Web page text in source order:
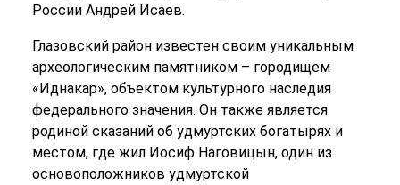
России Андрей Исаев.
Глазовский район известен своим уникальным
археологическим памятником – городищем
«Иднакар», объектом культурного наследия
федерального значения. Он также является
родиной сказаний об удмуртских богатырях и
местом, где жил Иосиф Наговицын, один из
основоположников удмуртской